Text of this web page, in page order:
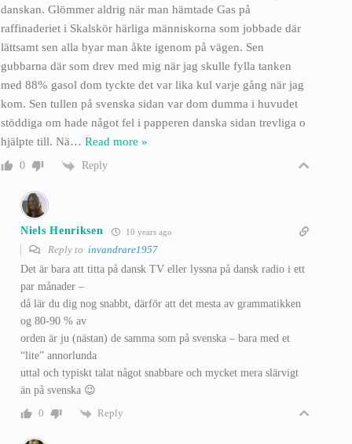
danskan. Glömmer aldrig när man hämtade Gas på
raffinaderiet i Skalskör härliga människorna som jobbade där
lättsamt sen alla byar man åkte igenom på vägen. Sen
gubbarna där som drev med mig när jag skulle fylla tanken
med 88% gasol dom tyckte det var lika kul varje gång när jag
kom. Sen tullen på svenska sidan var dom dumma i huvudet
stöddiga om hade något fel i papperen danska sidan trevliga o
hjälpte till. Nä… Read more »
0 Reply
Niels Henriksen 10 years ago
Reply to invandrare1957
Det är bara att titta på dansk TV eller lyssna på dansk radio i ett
par månader –
då lär du dig nog snabbt, därför att det mesta av grammatikken
og 80-90 % av
orden är ju (nästan) de samma som på svenska – bara med et
“lite” annorlunda
uttal och typiskt talat något snabbare och mycket mera slärvigt
än på svenska 😉
0
Reply